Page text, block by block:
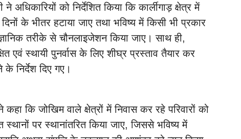
अधिकारियों को निर्देशित किया कि कार्लीगाड़ क्षेत्र में
के भीतर हटाया जाए तथा भविष्य में किसी भी प्रकार
तरीके से चौनलाइजेशन किया जाए। साथ ही,
एवं स्थायी पुनर्वास के लिए शीघ्र प्रस्ताव तैयार कर
निर्देश दिए गए।
कि जोखिम वाले क्षेत्रों में निवास कर रहे परिवारों को
पर स्थानांतरित किया जाए, जिससे भविष्य में